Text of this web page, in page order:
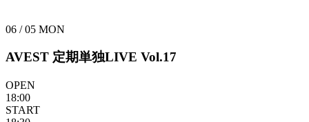
06 / 05 MON
AVEST 定期単独LIVE Vol.17
OPEN
18:00
START